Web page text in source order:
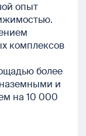
опыт
комплексов
более
и
на 10 000